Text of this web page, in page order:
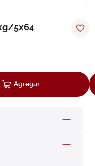
5x64
Agregar